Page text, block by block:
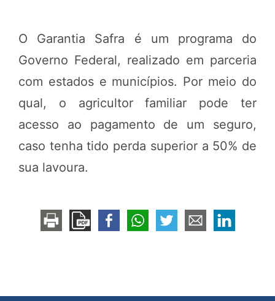
O Garantia Safra é um programa do
Governo Federal, realizado em parceria
com estados e municípios. Por meio do
qual, o agricultor familiar pode ter
acesso ao pagamento de um seguro,
caso tenha tido perda superior a 50% de
sua lavoura.